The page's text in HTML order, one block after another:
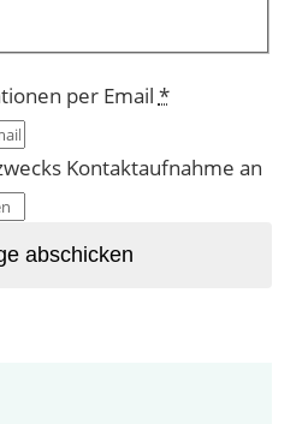
per Email *
Kontaktaufnahme an
abschicken